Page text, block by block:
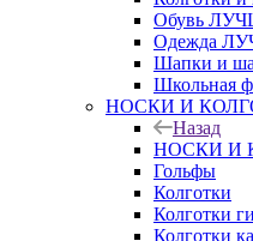
Обувь
Одежда
Шапки и
Школьная
НОСКИ И
Назад
НОСКИ И
Гольфы
Колготки
Колготки
Колготки